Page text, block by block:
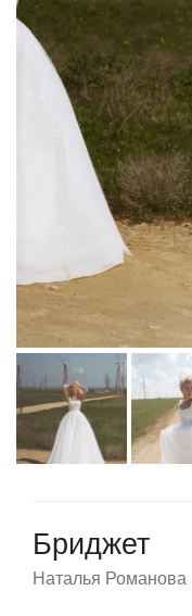
BELFASO
Lussano
Naviblue
Olivia Bottega
Все платья
Контакты
Отзывы
О салоне
Бриджет
Наталья Романова